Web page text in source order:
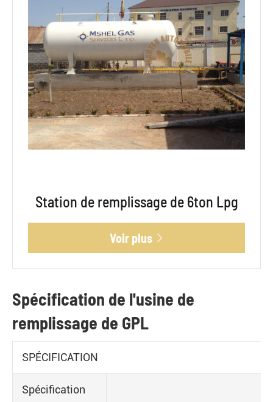
Station de remplissage de 6ton Lpg
Voir plus 
Spécification de l'usine de
remplissage de GPL
SPÉCIFICATION
Spécification